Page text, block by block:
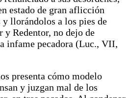
estado de gran aflicción
y llorándolos a los pies de
y Redentor, no dejo de
infame pecadora (Luc., VII,
presenta cómo modelo
y juzgan mal de los